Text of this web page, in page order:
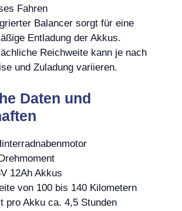
Fahren
Balancer sorgt für eine
Entladung der Akkus.
Reichweite kann je nach
und Zuladung variieren.
Daten und
12Ah Akkus
von 100 bis 140 Kilometern
pro Akku ca. 4,5 Stunden